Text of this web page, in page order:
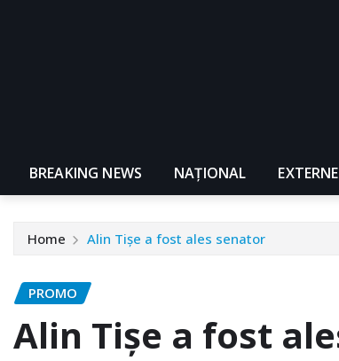
BREAKING NEWS NAŢIONAL EXTERNE
Home Alin Tișe a fost ales senator
PROMO
Alin Tișe a fost